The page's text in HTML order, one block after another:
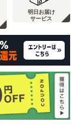
明日お届け
サービス